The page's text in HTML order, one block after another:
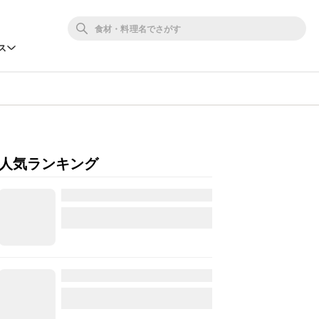
人気ランキング